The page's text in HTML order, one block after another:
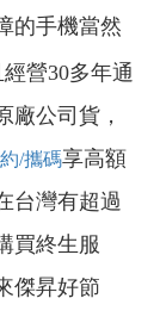
的手機當然
營30多年通
廠公司貨，
/攜碼享高額
台灣有超過
買終生服
傑昇好節